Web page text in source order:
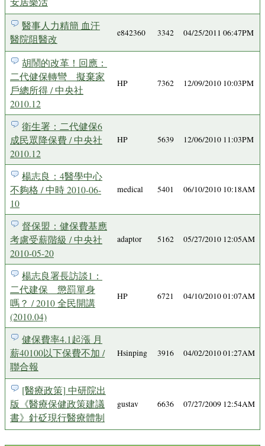
醫事人力精簡 血汗
醫院阻醫改
e842360 3342 04/25/2011 06:47PM
胡鬧的改革！回應：
二代健保轉彎 擬棄家
戶總所得 / 中央社
2010.12
HP 7362 12/09/2010 10:03PM
衛生署：二代健保6
成民眾降保費 / 中央社
2010.12
HP 5639 12/06/2010 11:03PM
楊志良：4醫學中心
不夠格 / 中時 2010-06-
10
medical 5401 06/10/2010 10:18AM
督保盟：健保費基應
考慮受薪階級 / 中央社
2010-05-20
adaptor 5162 05/27/2010 12:05AM
楊志良署長訪談1：
二代建保 懲罰單身
嗎？ / 2010 全民開講
(2010.04)
HP 6721 04/10/2010 01:07AM
健保費率4.1起漲 月
薪40100以下保費不加 /
聯合報
Hsinping 3916 04/02/2010 01:27AM
[醫療政策] 中研院出
版《醫療保健政策建議
書》針砭現行醫療體制
gustav 6636 07/27/2009 12:54AM